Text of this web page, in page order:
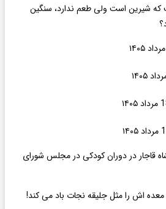
شیرین است ولی طعم ندارد، سنگین
قاجار در دوران کودکی در مجلس شورای
اش را مثل جلیقه نجات باد می کند!